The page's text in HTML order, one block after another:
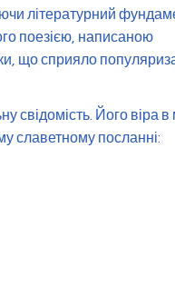
літературний
поезією, написаною
що сприяло
свідомість. Його віра в
славетному посланні: